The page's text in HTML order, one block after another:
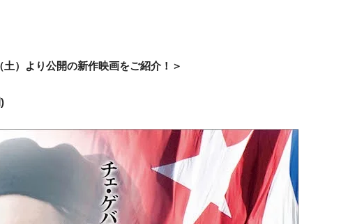
土）より公開の新作映画をご紹介！＞